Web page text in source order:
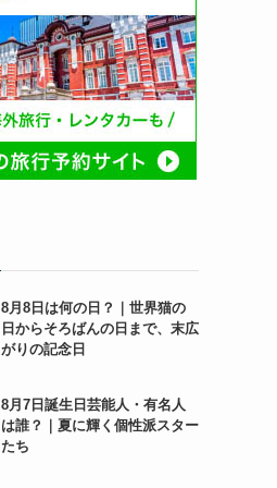
8月8日は何の日？｜世界猫の
日からそろばんの日まで、末広
がりの記念日
8月7日誕生日芸能人・有名人
は誰？｜夏に輝く個性派スター
たち